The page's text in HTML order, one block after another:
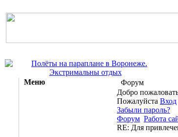
Меню
Форум
Добро
Пожалуйста Вход
Забыли пароль?
Форум Работа
RE: Для